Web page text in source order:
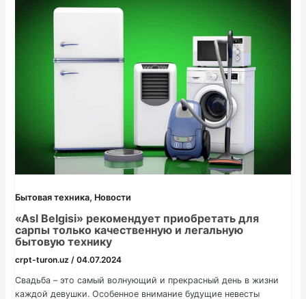
Бытовая техника, Новости
«Asl Belgisi» рекомендует приобретать для
сарпы только качественную и легальную
бытовую технику
crpt-turon.uz / 04.07.2024
Свадьба – это самый волнующий и прекрасный день в жизни
каждой девушки. Особенное внимание будущие невесты